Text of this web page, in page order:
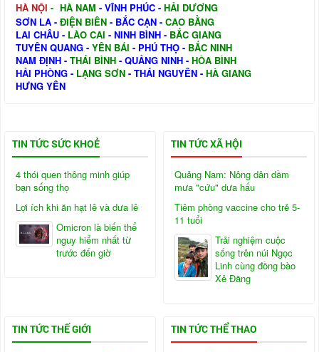
HÀ NỘI - HÀ NAM - VĨNH PHÚC - HẢI DƯƠNG
SƠN LA - ĐIỆN BIÊN - BẮC CẠN - CAO BẰNG
LAI CHÂU - LÀO CAI - NINH BÌNH - BẮC GIANG
TUYÊN QUANG - YÊN BÁI - PHÚ THỌ - BẮC NINH
NAM ĐỊNH - THÁI BÌNH - QUẢNG NINH - HÒA BÌNH
HẢI PHÒNG - LẠNG SƠN - THÁI NGUYÊN - HÀ GIANG
HƯNG YÊN
TIN TỨC SỨC KHOẺ
4 thói quen thông minh giúp
bạn sống thọ
Lợi ích khi ăn hạt lê và dưa lê
Omicron là biến thể
nguy hiểm nhất từ
trước đến giờ
TIN TỨC XÃ HỘI
Quảng Nam: Nông dân dầm
mưa "cứu" dưa hấu
Tiêm phòng vaccine cho trẻ 5-
11 tuổi
Trải nghiệm cuộc
sống trên núi Ngọc
Linh cùng đồng bào
Xê Đăng
TIN TỨC THẾ GIỚI TIN TỨC THỂ THAO